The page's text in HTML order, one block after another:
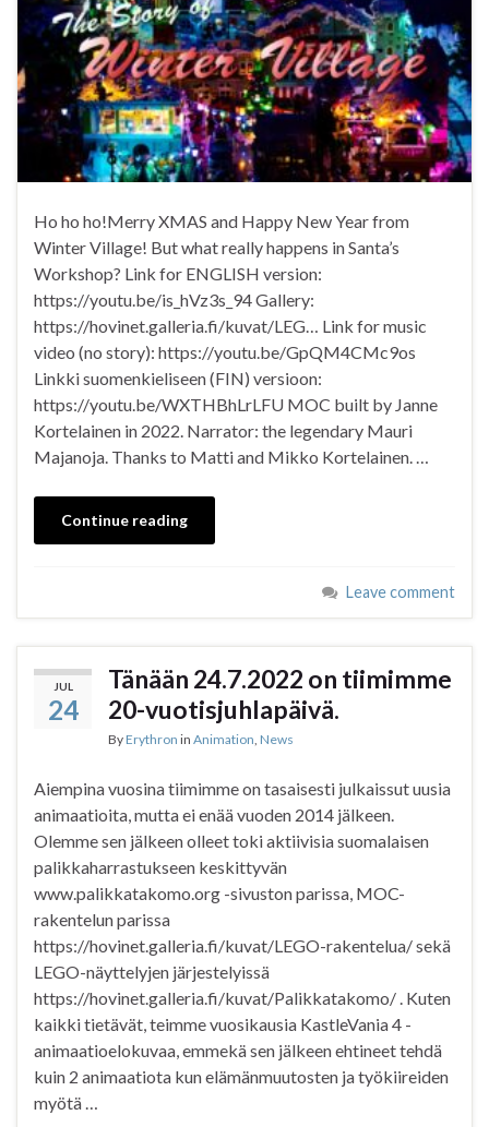
Ho ho ho!Merry XMAS and Happy New Year from
Winter Village! But what really happens in Santa’s
Workshop? Link for ENGLISH version:
https://youtu.be/is_hVz3s_94 Gallery:
https://hovinet.galleria.fi/kuvat/LEG… Link for music
video (no story): https://youtu.be/GpQM4CMc9os
Linkki suomenkieliseen (FIN) versioon:
https://youtu.be/WXTHBhLrLFU MOC built by Janne
Kortelainen in 2022. Narrator: the legendary Mauri
Majanoja. Thanks to Matti and Mikko Kortelainen. …
Continue reading
Leave comment
JUL
24
Tänään 24.7.2022 on tiimimme
20-vuotisjuhlapäivä.
ByErythron in Animation, News
Aiempina vuosina tiimimme on tasaisesti julkaissut uusia
animaatioita, mutta ei enää vuoden 2014 jälkeen.
Olemme sen jälkeen olleet toki aktiivisia suomalaisen
palikkaharrastukseen keskittyvän
www.palikkatakomo.org -sivuston parissa, MOC-
rakentelun parissa
https://hovinet.galleria.fi/kuvat/LEGO-rakentelua/ sekä
LEGO-näyttelyjen järjestelyissä
https://hovinet.galleria.fi/kuvat/Palikkatakomo/ . Kuten
kaikki tietävät, teimme vuosikausia KastleVania 4 -
animaatioelokuvaa, emmekä sen jälkeen ehtineet tehdä
kuin 2 animaatiota kun elämänmuutosten ja työkiireiden
myötä …